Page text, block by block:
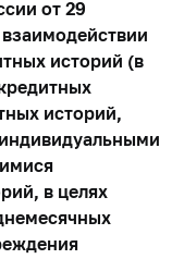
от 29
историй (в
историй,
в целях